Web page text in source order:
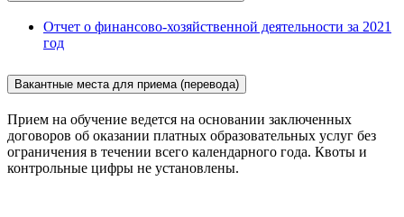
Отчет о финансово-хозяйственной деятельности за 2021
год
Вакантные места для приема (перевода)
Прием на обучение ведется на основании заключенных
договоров об оказании платных образовательных услуг без
ограничения в течении всего календарного года. Квоты и
контрольные цифры не установлены.